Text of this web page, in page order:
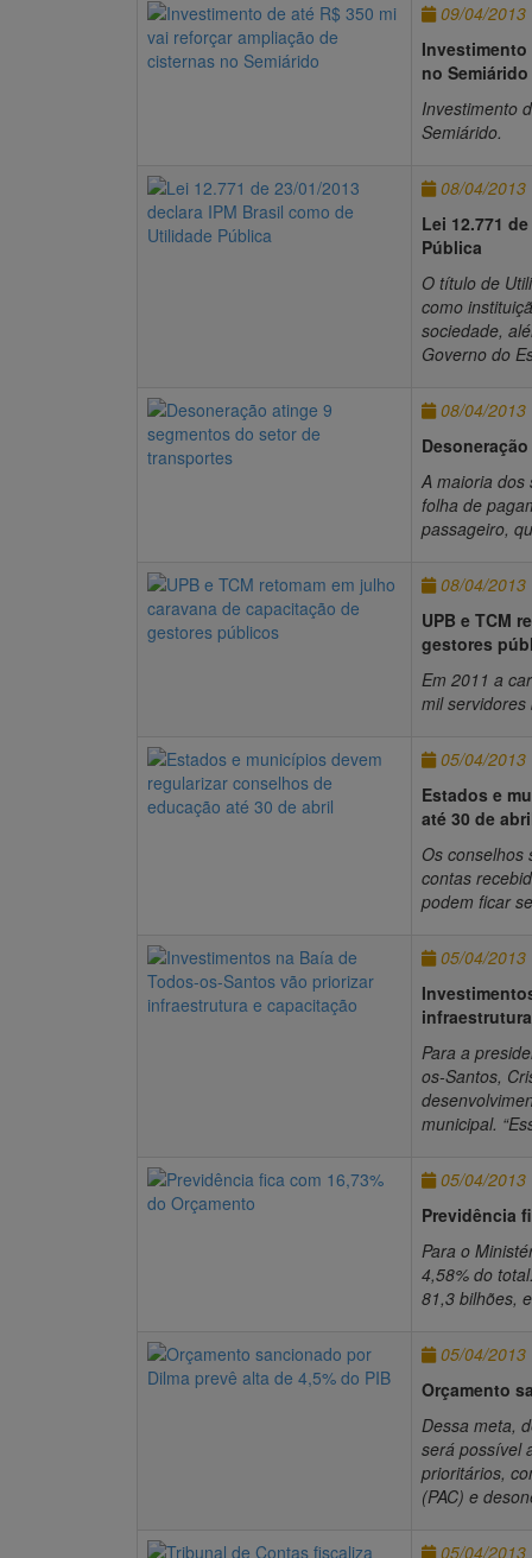
09/04/2013
Investimento
no Semiárido
Investimento
Semiárido.
08/04/2013
Lei 12.771
Pública
O título de
como
sociedade,
Governo do
08/04/2013
A maioria dos
folha de
passageiro,
08/04/2013
UPB e TCM
gestores
Em 2011 a
mil
05/04/2013
Estados e
até 30 de
Os conselhos
contas
podem ficar
05/04/2013
Para a
os-Santos,
municipal.
05/04/2013
Previdência
Para o
4,58% do
81,3 bilhões,
05/04/2013
Orçamento
Dessa meta,
será possível
prioritários,
(PAC) e
05/04/2013